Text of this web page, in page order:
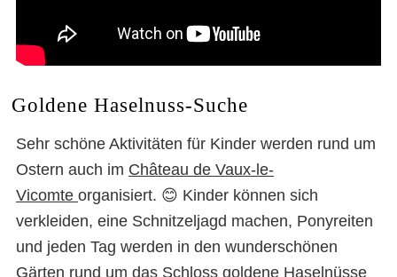
Goldene Haselnuss-Suche
Sehr schöne Aktivitäten für Kinder werden rund um
Ostern auch im Château de Vaux-le-
Vicomte organisiert. 😊 Kinder können sich
verkleiden, eine Schnitzeljagd machen, Ponyreiten
und jeden Tag werden in den wunderschönen
Gärten rund um das Schloss goldene Haselnüsse